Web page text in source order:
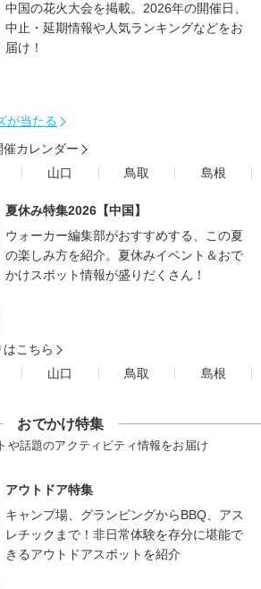
中国の花火大会を掲載。2026年の開催日、
中止・延期情報や人気ランキングなどをお
届け！
が当たる
カレンダー
山口 鳥取 島根
夏休み特集2026【中国】
ウォーカー編集部がおすすめする、この夏
の楽しみ方を紹介。夏休みイベント＆おで
かけスポット情報が盛りだくさん！
こちら
山口 鳥取 島根
おでかけ特集
や話題のアクティビティ情報をお届け
アウトドア特集
キャンプ場、グランピングからBBQ、アス
レチックまで！非日常体験を存分に堪能で
きるアウトドアスポットを紹介